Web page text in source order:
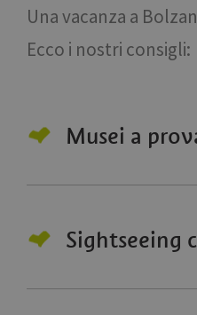
Una vacanza a
Ecco i nostri consigli:
Musei a
Sightseeing